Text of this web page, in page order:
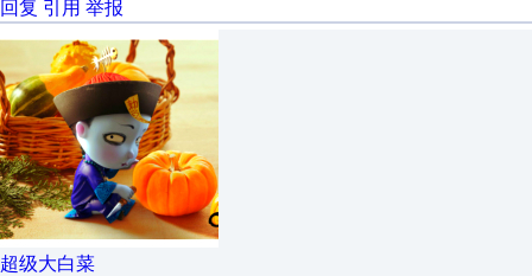
回复 引用 举报
超级大白菜